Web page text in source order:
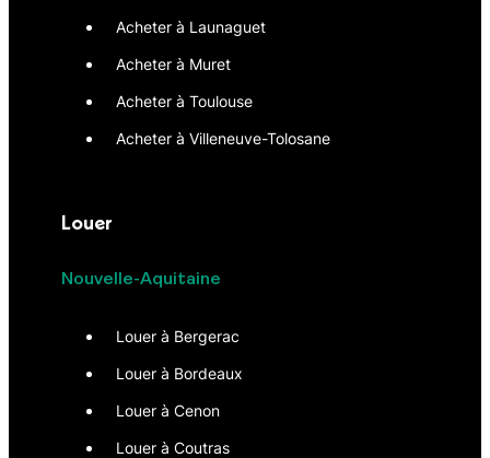
Acheter à Launaguet
Acheter à Muret
Acheter à Toulouse
Acheter à Villeneuve-Tolosane
Louer
Nouvelle-Aquitaine
Louer à Bergerac
Louer à Bordeaux
Louer à Cenon
Louer à Coutras